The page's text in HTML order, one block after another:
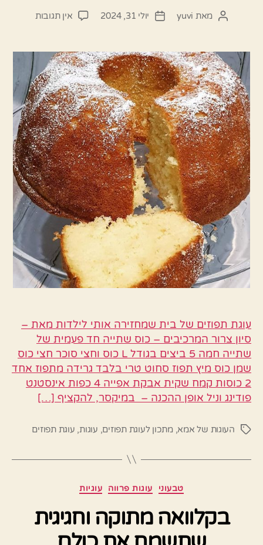
המחבר
מאת yuvi
תאריך
יולי 31, 2024 אין תגובות
של
בית
שמחזירה
אותי
לילדות
עוגת תפוזים של בית שמחזירה אותי לילדות מאת –
סיון צרור המרכיבים – כוס שתייה חד פעמית של
שתייה חמה 5 ביצים בגודל L כוס וחצי סוכר חצי כוס
שמן כוס מיץ תפוז סחוט טרי בלבד גרידה מתפוז אחד
2 כוסות קמח שקית אבקת אפייה 4 כפות אינסטנט
פודינג וניל אופן ההכנה – במיקסר, להקציף […]
תגיותהעוגות של אמא,מתכון לעוגת תפוזים, עוגות, עוגת תפוזים
קטגוריות טבעוני עוגות פרווה עוגיות
בקלוואה מתוקה וחגיגית